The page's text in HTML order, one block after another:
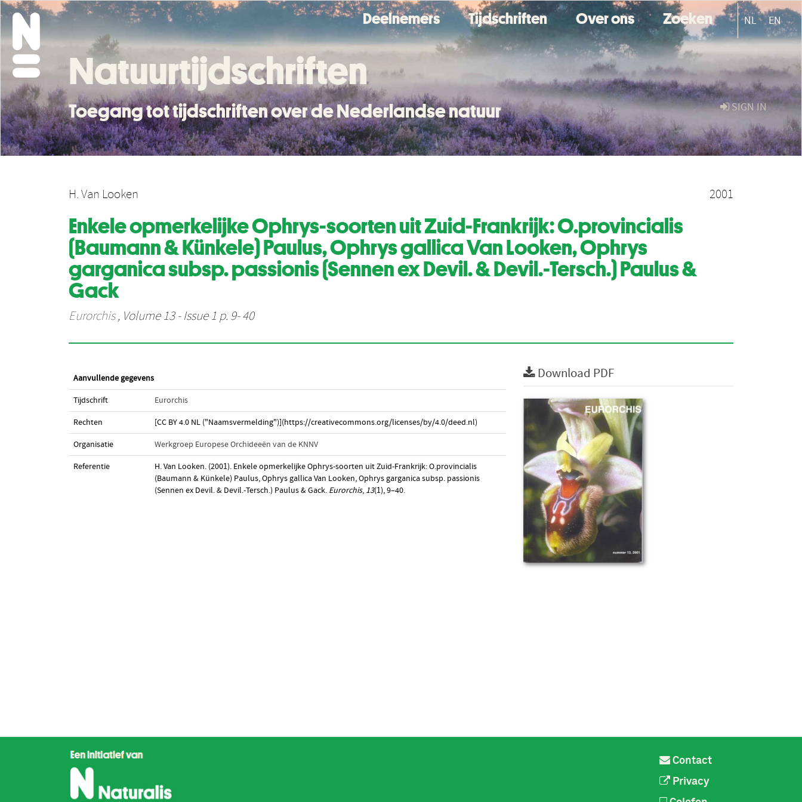
Deelnemers Tijdschriften Over ons Zoeken NL EN
SIGN IN
Natuurtijdschriften
Toegang tot tijdschriften over de Nederlandse natuur
H. Van Looken 2001
Enkele opmerkelijke Ophrys-soorten uit Zuid-Frankrijk: O.provincialis
(Baumann & Künkele) Paulus, Ophrys gallica Van Looken, Ophrys
garganica subsp. passionis (Sennen ex Devil. & Devil.-Tersch.) Paulus &
Gack
Eurorchis, Volume 13 - Issue 1 p. 9- 40
Aanvullende gegevens
Tijdschrift Eurorchis
Rechten [CC BY 4.0 NL ("Naamsvermelding")](https://creativecommons.org/licenses/by/4.0/deed.nl)
Organisatie Werkgroep Europese Orchideeën van de KNNV
Referentie
H. Van Looken. (2001). Enkele opmerkelijke Ophrys-soorten uit Zuid-Frankrijk: O.provincialis
(Baumann & Künkele) Paulus, Ophrys gallica Van Looken, Ophrys garganica subsp. passionis
(Sennen ex Devil. & Devil.-Tersch.) Paulus & Gack. Eurorchis, 13(1), 9–40.
Download PDF
Contact
Privacy